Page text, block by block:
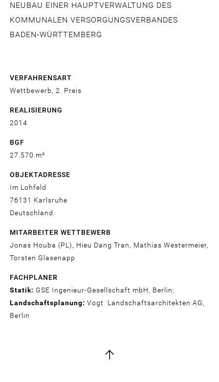
NEUBAU EINER HAUPTVERWALTUNG DES
KOMMUNALEN VERSORGUNGSVERBANDES
BADEN-WÜRTTEMBERG
VERFAHRENSART
Wettbewerb, 2. Preis
REALISIERUNG
2014
BGF
27.570 m²
OBJEKTADRESSE
Im Lohfeld
76131 Karlsruhe
Deutschland
MITARBEITER WETTBEWERB
Jonas Houba (PL), Hieu Dang Tran, Mathias Westermeier,
Torsten Glasenapp
FACHPLANER
Statik: GSE Ingenieur-Gesellschaft mbH, Berlin;
Landschaftsplanung: Vogt Landschaftsarchitekten AG,
Berlin